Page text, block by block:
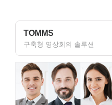
TOMMS
구축형 영상회의 솔루션